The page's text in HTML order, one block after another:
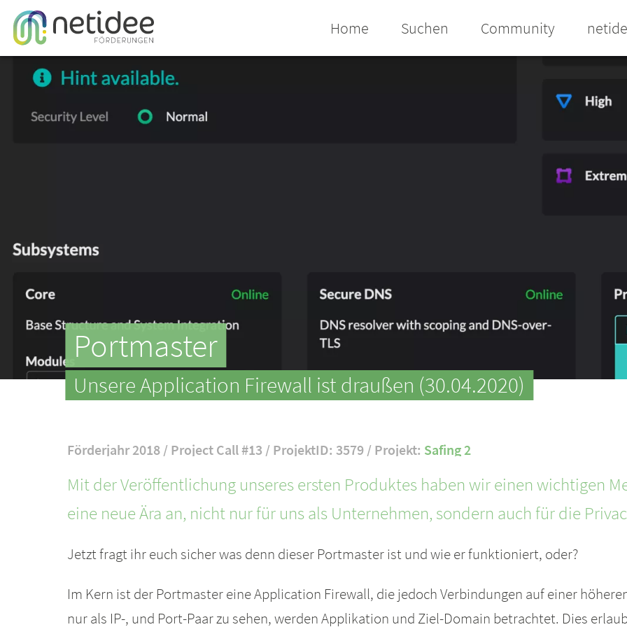
Home Suchen Community
Portmaster
Unsere Application Firewall ist draußen (30.04.2020)
Förderjahr 2018 / Project Call #13 / ProjektID: 3579 / Projekt: Safing 2
Mit der Veröffentlichung unseres ersten Produktes haben wir einen wichtigen
eine neue Ära an, nicht nur für uns als Unternehmen, sondern auch für die
Jetzt fragt ihr euch sicher was denn dieser Portmaster ist und wie er funktioniert, oder?
Im Kern ist der Portmaster eine Application Firewall, die jedoch Verbindungen auf einer
nur als IP-, und Port-Paar zu sehen, werden Applikation und Ziel-Domain betrachtet. Dies